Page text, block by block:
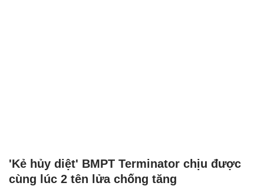
'Kẻ hủy diệt' BMPT Terminator chịu được
cùng lúc 2 tên lửa chống tăng